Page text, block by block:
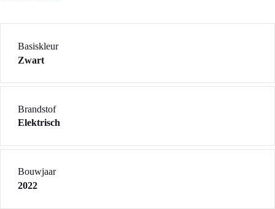
Basiskleur
Zwart
Brandstof
Elektrisch
Bouwjaar
2022